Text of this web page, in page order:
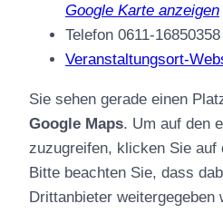
Google Karte anzeigen
Telefon 0611-16850358
Veranstaltungsort-
Sie sehen gerade einen
Google Maps. Um auf den
zuzugreifen, klicken Sie auf
Bitte beachten Sie, dass
Drittanbieter weitergegeben